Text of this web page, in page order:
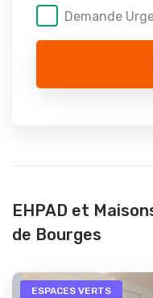
Demande
EHPAD et
de Bourges
ESPACES VERTS